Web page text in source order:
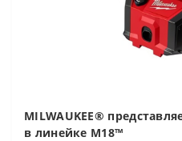
MILWAUKEE®
в линейке M18™